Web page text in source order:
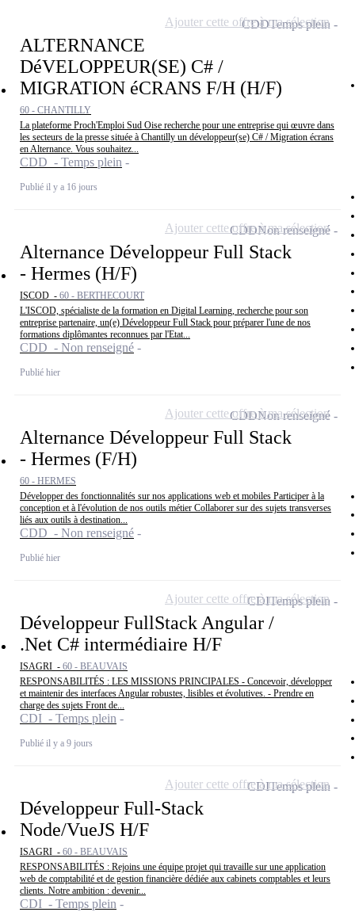
ALTERNANCE
DéVELOPPEUR(SE) C# /
MIGRATION éCRANS F/H (H/F)
60 - CHANTILLY
La plateforme Proch'Emploi Sud Oise recherche pour une entreprise qui œuvre dans
les secteurs de la presse située à Chantilly un développeur(se) C# / Migration écrans
en Alternance. Vous souhaitez...
CDD - Temps plein
Publié il y a 16 jours
CDDTemps plein
Ajouter cette offre à ma sélection
Alternance Développeur Full Stack
- Hermes (H/F)
ISCOD - 60 - BERTHECOURT
L'ISCOD, spécialiste de la formation en Digital Learning, recherche pour son
entreprise partenaire, un(e) Développeur Full Stack pour préparer l'une de nos
formations diplômantes reconnues par l'Etat...
CDD - Non renseigné
Publié hier
CDDNon renseigné
Ajouter cette offre à ma sélection
Alternance Développeur Full Stack
- Hermes (F/H)
60 - HERMES
Développer des fonctionnalités sur nos applications web et mobiles Participer à la
conception et à l'évolution de nos outils métier Collaborer sur des sujets transverses
liés aux outils à destination...
CDD - Non renseigné
Publié hier
CDDNon renseigné
Ajouter cette offre à ma sélection
Développeur FullStack Angular /
.Net C# intermédiaire H/F
ISAGRI - 60 - BEAUVAIS
RESPONSABILITÉS : LES MISSIONS PRINCIPALES - Concevoir, développer
et maintenir des interfaces Angular robustes, lisibles et évolutives. - Prendre en
charge des sujets Front de...
CDI - Temps plein
Publié il y a 9 jours
CDITemps plein
Ajouter cette offre à ma sélection
Développeur Full-Stack
Node/VueJS H/F
ISAGRI - 60 - BEAUVAIS
RESPONSABILITÉS : Rejoins une équipe projet qui travaille sur une application
web de comptabilité et de gestion financière dédiée aux cabinets comptables et leurs
clients. Notre ambition : devenir...
CDI - Temps plein
CDITemps plein
Ajouter cette offre à ma sélection